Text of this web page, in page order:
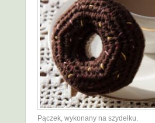
Pączek, wykonany na szydełku.